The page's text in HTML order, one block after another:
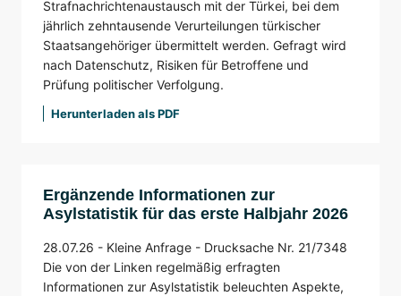
Strafnachrichtenaustausch mit der Türkei, bei dem
jährlich zehntausende Verurteilungen türkischer
Staatsangehöriger übermittelt werden. Gefragt wird
nach Datenschutz, Risiken für Betroffene und
Prüfung politischer Verfolgung.
Herunterladen als PDF
Ergänzende Informationen zur
Asylstatistik für das erste Halbjahr 2026
28.07.26 - Kleine Anfrage - Drucksache Nr. 21/7348
Die von der Linken regelmäßig erfragten
Informationen zur Asylstatistik beleuchten Aspekte,